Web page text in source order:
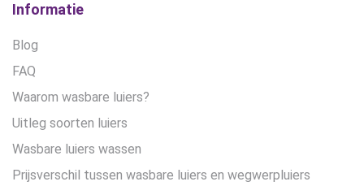
Informatie
Blog
FAQ
Waarom wasbare luiers?
Uitleg soorten luiers
Wasbare luiers wassen
Prijsverschil tussen wasbare luiers en wegwerpluiers